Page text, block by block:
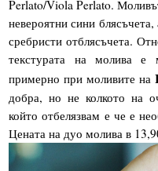
Perlato/Viola Perlato.
невероятни сини
сребристи отблясъчета.
текстурата на молива
примерно при моливите на
добра, но не колкото на
който отбелязвам е че е
Цената на дуо молива в